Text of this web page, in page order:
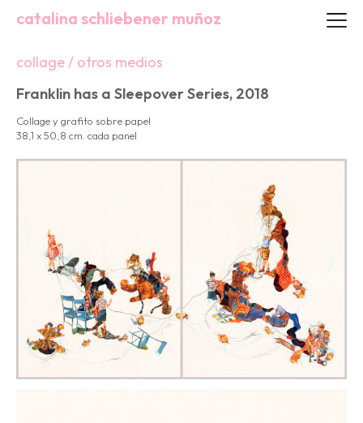
catalina schliebener muñoz
collage / otros medios
Franklin has a Sleepover Series, 2018
Collage y grafito sobre papel
38,1 x 50,8 cm. cada panel